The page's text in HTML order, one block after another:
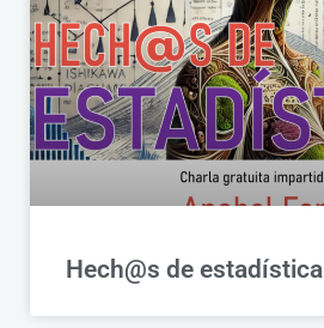
Hech@s de estadística